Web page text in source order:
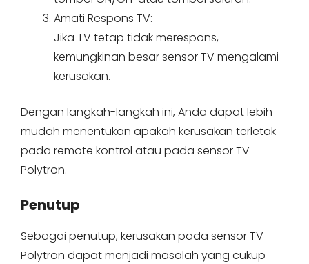
Amati Respons TV:
Jika TV tetap tidak merespons,
kemungkinan besar sensor TV mengalami
kerusakan.
Dengan langkah-langkah ini, Anda dapat lebih
mudah menentukan apakah kerusakan terletak
pada remote kontrol atau pada sensor TV
Polytron.
Penutup
Sebagai penutup, kerusakan pada sensor TV
Polytron dapat menjadi masalah yang cukup